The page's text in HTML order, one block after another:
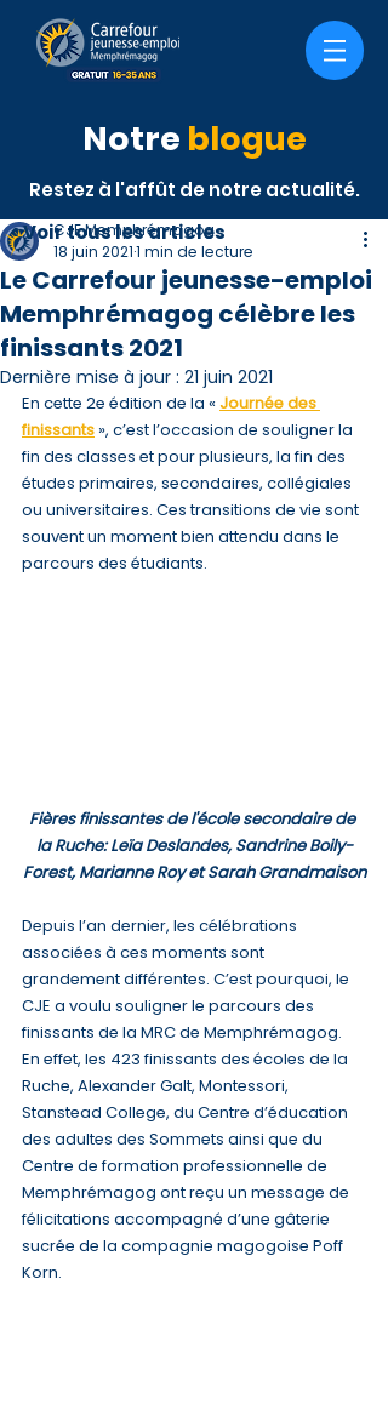
Notre blogue
Restez à l'affût de notre actualité.
Le Carrefour jeunesse-emploi
Memphrémagog célèbre les
finissants 2021
CJE Memphrémagog
18 juin 20211 min de lecture
Dernière mise à jour : 21 juin 2021
En cette 2e édition de la « Journée des
finissants », c’est l’occasion de souligner la
fin des classes et pour plusieurs, la fin des
études primaires, secondaires, collégiales
ou universitaires. Ces transitions de vie sont
souvent un moment bien attendu dans le
parcours des étudiants.
Fières finissantes de l'école secondaire de
la Ruche: Leïa Deslandes, Sandrine Boily-
Forest, Marianne Roy et Sarah Grandmaison
Depuis l’an dernier, les célébrations
associées à ces moments sont
grandement différentes. C’est pourquoi, le
CJE a voulu souligner le parcours des
finissants de la MRC de Memphrémagog.
En effet, les 423 finissants des écoles de la
Ruche, Alexander Galt, Montessori,
Stanstead College, du Centre d’éducation
des adultes des Sommets ainsi que du
Centre de formation professionnelle de
Memphrémagog ont reçu un message de
félicitations accompagné d’une gâterie
sucrée de la compagnie magogoise Poff
Korn.
< Voir tous les articles